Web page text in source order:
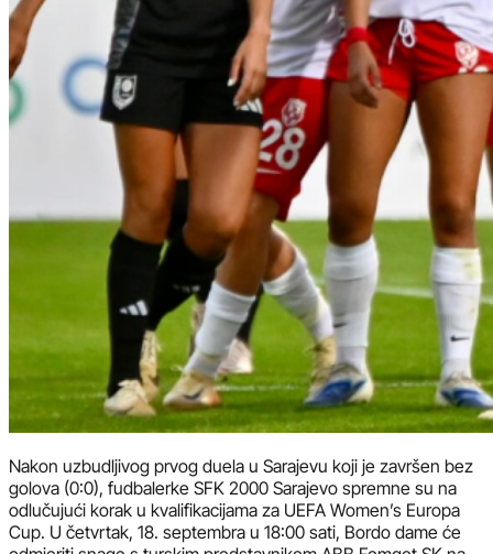
Nakon uzbudljivog prvog duela u Sarajevu koji je završen bez
golova (0:0), fudbalerke SFK 2000 Sarajevo spremne su na
odlučujući korak u kvalifikacijama za UEFA Women’s Europa
Cup. U četvrtak, 18. septembra u 18:00 sati, Bordo dame će